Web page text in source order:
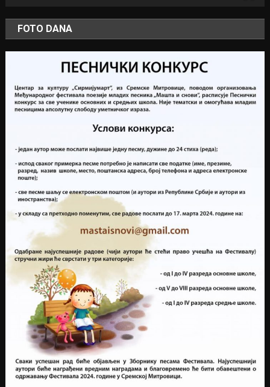
FOTO DANA